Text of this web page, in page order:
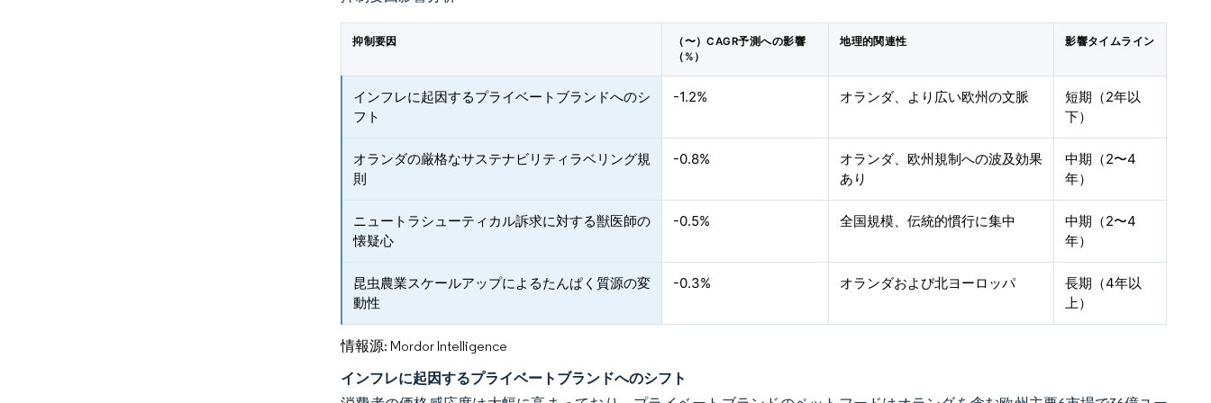
抑制要因
（〜）CAGR予測への影響
（%）
地理的関連性 影響タイムライン
インフレに起因するプライベートブランドへのシ
フト
-1.2% オランダ、より広い欧州の文脈
短期（2年以
下）
オランダの厳格なサステナビリティラベリング規
則
-0.8%
オランダ、欧州規制への波及効果
あり
中期（2〜4
年）
ニュートラシューティカル訴求に対する獣医師の
懐疑心
-0.5% 全国規模、伝統的慣行に集中
中期（2〜4
年）
昆虫農業スケールアップによるたんぱく質源の変
動性
-0.3% オランダおよび北ヨーロッパ
長期（4年以
上）
情報源: Mordor Intelligence
インフレに起因するプライベートブランドへのシフト